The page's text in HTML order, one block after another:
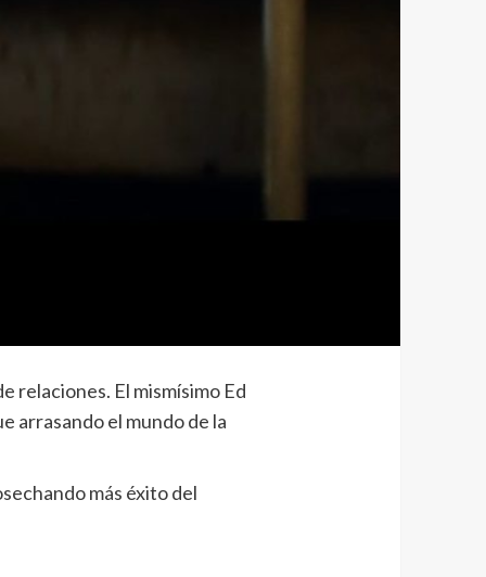
relaciones. El mismísimo Ed
arrasando el mundo de la
más éxito del